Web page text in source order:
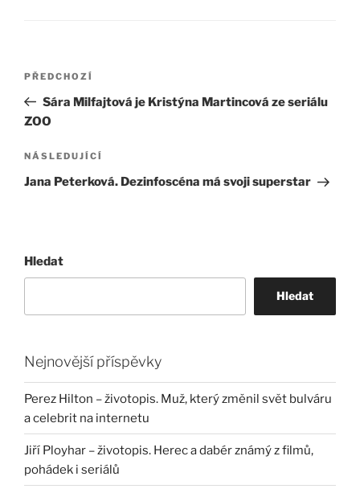
Navigace
příspěvek
Předchozí
příspěvek
PŘEDCHOZÍ
Sára Milfajtová je Kristýna Martincová ze seriálu
ZOO
Následující
příspěvek
NÁSLEDUJÍCÍ
Jana Peterková. Dezinfoscéna má svoji superstar
Hledat
Hledat
Nejnovější příspěvky
Perez Hilton – životopis. Muž, který změnil svět bulváru
a celebrit na internetu
Jiří Ployhar – životopis. Herec a dabér známý z filmů,
pohádek i seriálů